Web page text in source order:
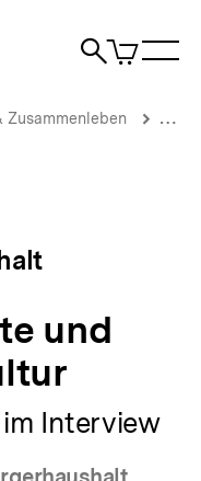
Suche
Artikel
im
Zusammenleben
und
im Interview